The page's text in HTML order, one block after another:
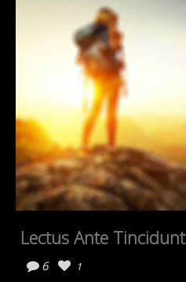
Lectus Ante Tincidunt
6
1